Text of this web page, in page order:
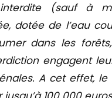
(sauf à
dotée de l’eau
dans les
engagent
A cet effet,